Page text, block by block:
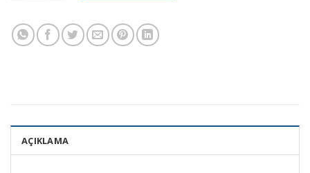
AÇIKLAMA